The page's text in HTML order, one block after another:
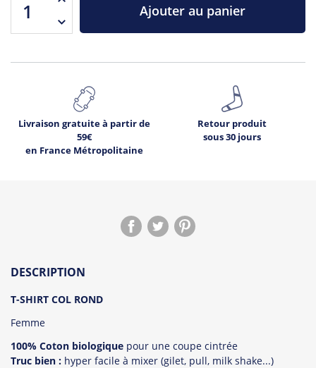
Ajouter au panier
Livraison gratuite à partir de
59€
en France Métropolitaine
Retour produit
sous 30 jours
DESCRIPTION
T-SHIRT COL ROND
Femme
100% Coton biologique pour une coupe cintrée
Truc bien : hyper facile à mixer (gilet, pull, milk shake...)